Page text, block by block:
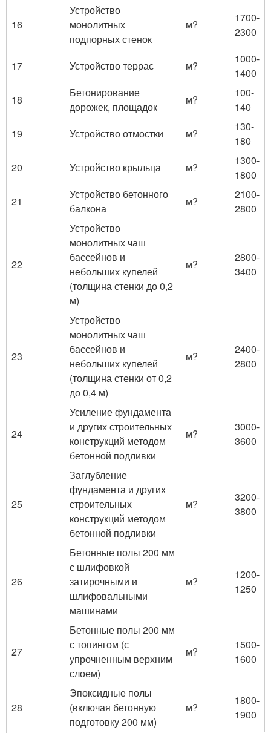
16
Устройство
монолитных
подпорных стенок
м?
1700-
2300
17 Устройство террас м?
1000-
1400
18
Бетонирование
дорожек, площадок
м?
100-
140
19
Устройство отмостки м?
130-
180
20
Устройство крыльца м?
1300-
1800
21
Устройство бетонного
балкона
м?
2100-
2800
22
Устройство
монолитных чаш
бассейнов и
небольших купелей
(толщина стенки до 0,2
м)
м?
2800-
3400
23
Устройство
монолитных чаш
бассейнов и
небольших купелей
(толщина стенки от 0,2
до 0,4 м)
м?
2400-
2800
24
Усиление фундамента
и других строительных
конструкций методом
бетонной подливки
м?
3000-
3600
25
Заглубление
фундамента и других
строительных
конструкций методом
бетонной подливки
м?
3200-
3800
26
Бетонные полы 200 мм
с шлифовкой
затирочными и
шлифовальными
машинами
м?
1200-
1250
27
Бетонные полы 200 мм
с топингом (с
упрочненным верхним
слоем)
м?
1500-
1600
28
Эпоксидные полы
(включая бетонную
подготовку 200 мм)
м?
1800-
1900